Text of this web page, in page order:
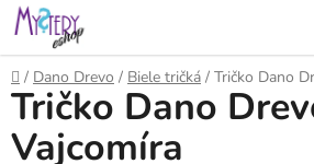
Prejsť
na
obsah
Domov
/ Dano Drevo / Biele tričká / Tričko Dano
Tričko Dano
Vajcomíra